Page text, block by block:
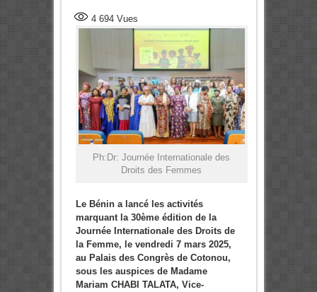
4 694Vues
Ph:Dr: Journée Internationale des
Droits des Femmes
Le Bénin a lancé les activités
marquant la 30ème édition de la
Journée Internationale des Droits de
la Femme, le vendredi 7 mars 2025,
au Palais des Congrès de Cotonou,
sous les auspices de Madame
Mariam CHABI TALATA, Vice-